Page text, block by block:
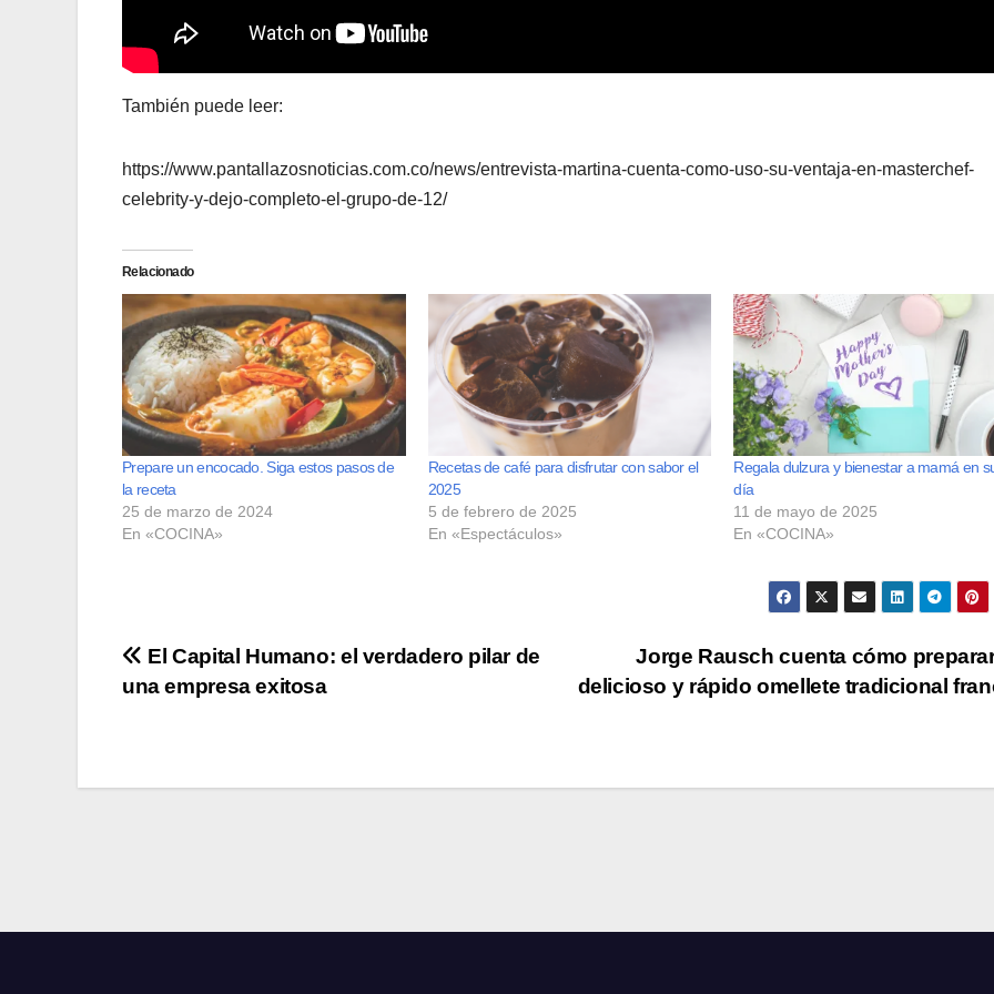
También puede leer:
https://www.pantallazosnoticias.com.co/news/entrevista-martina-cuenta-como-uso-su-ventaja-en-masterchef-
celebrity-y-dejo-completo-el-grupo-de-12/
Relacionado
Prepare un encocado. Siga estos pasos de
la receta
25 de marzo de 2024
En «COCINA»
Recetas de café para disfrutar con sabor el
2025
5 de febrero de 2025
En «Espectáculos»
Regala dulzura y bienestar a mamá en
día
11 de mayo de 2025
En «COCINA»
Navegación
Jorge Rausch cuenta cómo
delicioso y rápido omellete tradicional
El Capital Humano: el verdadero pilar de
una empresa exitosa